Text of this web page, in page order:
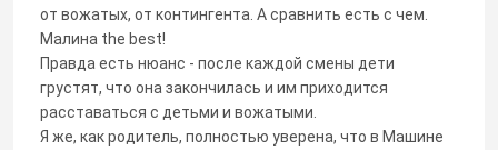
от вожатых, от контингента. А сравнить есть с чем.
Малина the best!
Правда есть нюанс - после каждой смены дети
грустят, что она закончилась и им приходится
расставаться с детьми и вожатыми.
Я же, как родитель, полностью уверена, что в Машине